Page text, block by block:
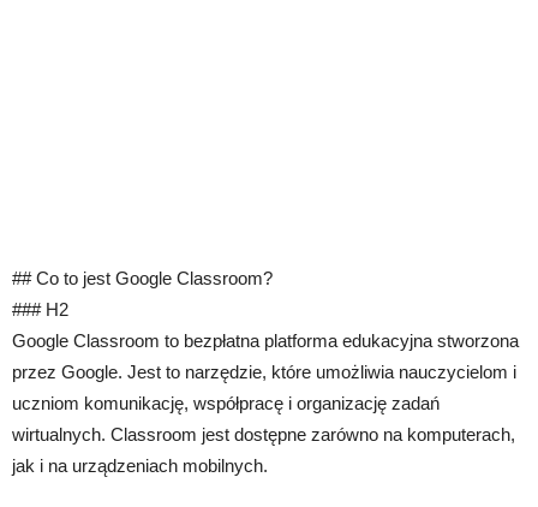
## Co to jest Google Classroom?
### H2
Google Classroom to bezpłatna platforma edukacyjna stworzona
przez Google. Jest to narzędzie, które umożliwia nauczycielom i
uczniom komunikację, współpracę i organizację zadań
wirtualnych. Classroom jest dostępne zarówno na komputerach,
jak i na urządzeniach mobilnych.